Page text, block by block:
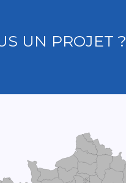
UN PROJET ?